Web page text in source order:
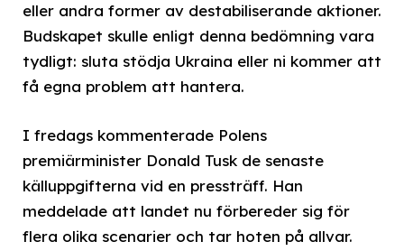
eller andra former av destabiliserande aktioner.
Budskapet skulle enligt denna bedömning vara
tydligt: sluta stödja Ukraina eller ni kommer att
få egna problem att hantera.
I fredags kommenterade Polens
premiärminister Donald Tusk de senaste
källuppgifterna vid en pressträff. Han
meddelade att landet nu förbereder sig för
flera olika scenarier och tar hoten på allvar.